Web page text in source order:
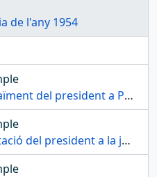
de l'any 1954
president a Pere Huguet Ribes
personalitats a la conferència que oferirà Luís de Sosa